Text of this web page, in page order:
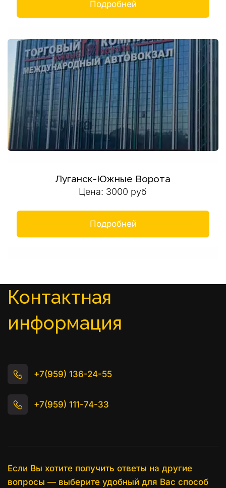
Подробней
Луганск-Южные Ворота
Цена: 3000 руб
Подробней
Контактная
информация
+7(959) 136-24-55
+7(959) 111-74-33
Если Вы хотите получить ответы на другие
вопросы — выберите удобный для Вас способ